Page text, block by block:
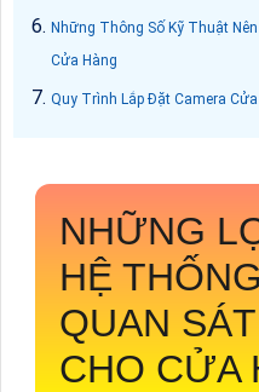
Những Thông Số Kỹ Thuật
Cửa Hàng
Quy Trình Lắp Đặt Camera
NHỮNG
HỆ
QUAN
CHO CỬA